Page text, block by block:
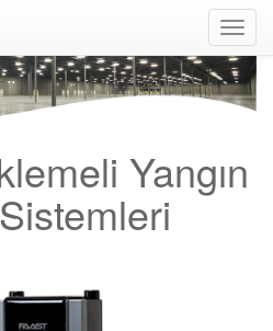
Duman Dedektörü, Gaz Dedektörü, Karbonmonoksit Dedektörü, Exproof Dedektör, Yangın Alarm Butonu, Yangın Alarm Paneli, Konvansiyonel
Paneli, Yangın Nedir, Yangın ve Güvenlik, Binaların Yangından Korunması Hakkında Yönetmelik, yangın alarm sistemleri fiyat, yangın
listesi, yangın alarm sistemleri hakkında bilgi, yangın alarm sistemleri nedir, yangın alarm sistemleri megep, Facebook, Google, Twitter
Yangın